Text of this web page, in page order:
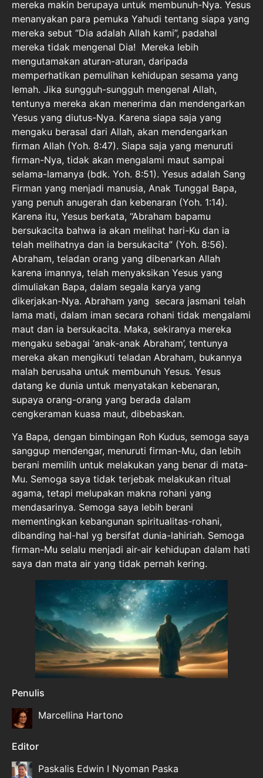
mereka makin berupaya untuk membunuh-Nya. Yesus
menanyakan para pemuka Yahudi tentang siapa yang
mereka sebut “Dia adalah Allah kami”, padahal
mereka tidak mengenal Dia! Mereka lebih
mengutamakan aturan-aturan, daripada
memperhatikan pemulihan kehidupan sesama yang
lemah. Jika sungguh-sungguh mengenal Allah,
tentunya mereka akan menerima dan mendengarkan
Yesus yang diutus-Nya. Karena siapa saja yang
mengaku berasal dari Allah, akan mendengarkan
firman Allah (Yoh. 8:47). Siapa saja yang menuruti
firman-Nya, tidak akan mengalami maut sampai
selama-lamanya (bdk. Yoh. 8:51). Yesus adalah Sang
Firman yang menjadi manusia, Anak Tunggal Bapa,
yang penuh anugerah dan kebenaran (Yoh. 1:14).
Karena itu, Yesus berkata, “Abraham bapamu
bersukacita bahwa ia akan melihat hari-Ku dan ia
telah melihatnya dan ia bersukacita” (Yoh. 8:56).
Abraham, teladan orang yang dibenarkan Allah
karena imannya, telah menyaksikan Yesus yang
dimuliakan Bapa, dalam segala karya yang
dikerjakan-Nya. Abraham yang secara jasmani telah
lama mati, dalam iman secara rohani tidak mengalami
maut dan ia bersukacita. Maka, sekiranya mereka
mengaku sebagai ‘anak-anak Abraham’, tentunya
mereka akan mengikuti teladan Abraham, bukannya
malah berusaha untuk membunuh Yesus. Yesus
datang ke dunia untuk menyatakan kebenaran,
supaya orang-orang yang berada dalam
cengkeraman kuasa maut, dibebaskan.
Ya Bapa, dengan bimbingan Roh Kudus, semoga saya
sanggup mendengar, menuruti firman-Mu, dan lebih
berani memilih untuk melakukan yang benar di mata-
Mu. Semoga saya tidak terjebak melakukan ritual
agama, tetapi melupakan makna rohani yang
mendasarinya. Semoga saya lebih berani
mementingkan kebangunan spiritualitas-rohani,
dibanding hal-hal yg bersifat dunia-lahiriah. Semoga
firman-Mu selalu menjadi air-air kehidupan dalam hati
saya dan mata air yang tidak pernah kering.
Penulis
Marcellina Hartono
Editor
Paskalis Edwin I Nyoman Paska